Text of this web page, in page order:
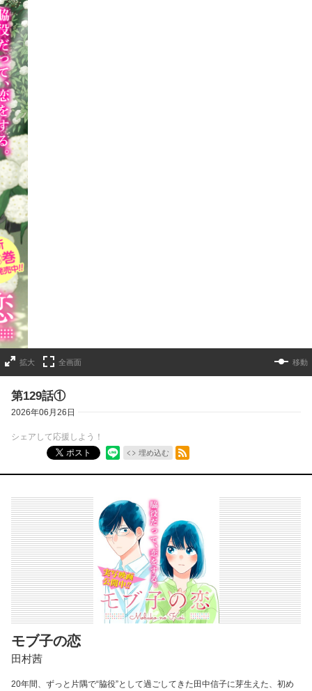
拡大 全画面 移動
第129話①
2026年06月26日
シェアして応援しよう！
ポスト
埋め込む
RSSフィード
モブ子の恋
田村茜
20年間、ずっと片隅で“脇役”として過ごしてきた田中信子に芽生えた、初め